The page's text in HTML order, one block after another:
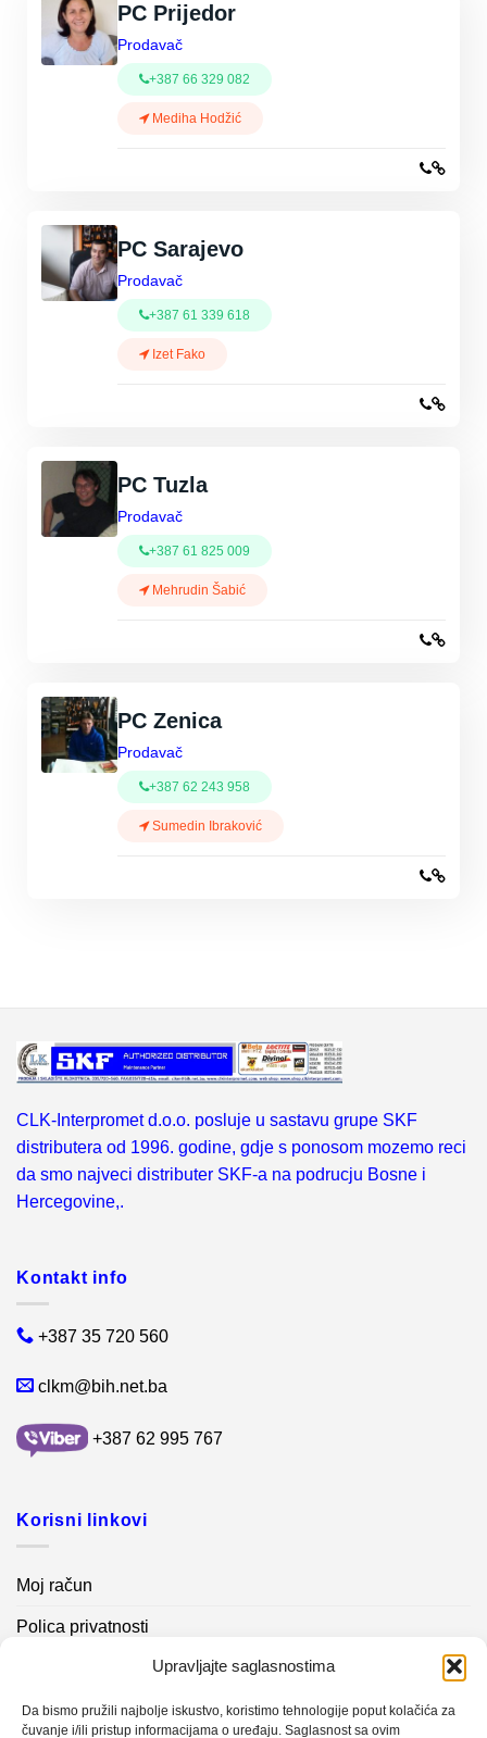
Upravljajte saglasnostima
Da bismo pružili najbolje iskustvo, koristimo tehnologije poput kolačića za
čuvanje i/ili pristup informacijama o uređaju. Saglasnost sa ovim
PC Prijedor
Prodavač
+387 66 329 082
Mediha Hodžić
PC Sarajevo
Prodavač
+387 61 339 618
Izet Fako
PC Tuzla
Prodavač
+387 61 825 009
Mehrudin Šabić
PC Zenica
Prodavač
+387 62 243 958
Sumedin Ibraković
CLK-Interpromet d.o.o. posluje u sastavu grupe SKF
distributera od 1996. godine, gdje s ponosom mozemo reci
da smo najveci distributer SKF-a na podrucju Bosne i
Hercegovine,.
Kontakt info
+387 35 720 560
clkm@bih.net.ba
+387 62 995 767
Korisni linkovi
Moj račun
Polica privatnosti
Kontakt info